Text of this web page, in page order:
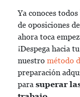
Ya conoces
de oposiciones
ahora toca
¡Despega hacia
nuestro método
preparación
para superar